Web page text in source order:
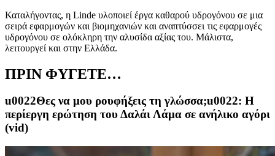
Καταλήγοντας, η Linde υλοποιεί έργα καθαρού υδρογόνου σε μια
σειρά εφαρμογών και βιομηχανιών και αναπτύσσει τις εφαρμογές
υδρογόνου σε ολόκληρη την αλυσίδα αξίας του. Μάλιστα,
λειτουργεί και στην Ελλάδα.
ΠΡΙΝ ΦΥΓΕΤΕ…
u0022Θες να μου ρουφήξεις τη γλώσσα;u0022: Η
περίεργη ερώτηση του Δαλάι Λάμα σε ανήλικο αγόρι
(vid)